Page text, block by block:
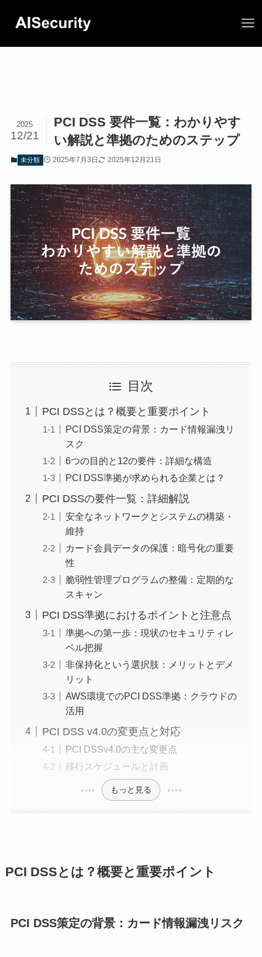
PCI DSS 要件一覧：わかりやす
い解説と準拠のためのステップ
2025
12/21
未分類 2025年7月3日 2025年12月21日
目次
PCI DSSとは？概要と重要ポイント
PCI DSS策定の背景：カード情報漏洩リ
スク
6つの目的と12の要件：詳細な構造
PCI DSS準拠が求められる企業とは？
PCI DSSの要件一覧：詳細解説
安全なネットワークとシステムの構築・
維持
カード会員データの保護：暗号化の重要
性
脆弱性管理プログラムの整備：定期的な
スキャン
PCI DSS準拠におけるポイントと注意点
準拠への第一歩：現状のセキュリティレ
ベル把握
非保持化という選択肢：メリットとデメ
リット
AWS環境でのPCI DSS準拠：クラウドの
活用
PCI DSS v4.0の変更点と対応
PCI DSSv4.0の主な変更点
移行スケジュールと計画
もっと見る
PCI DSSとは？概要と重要ポイント
PCI DSS策定の背景：カード情報漏洩リスク